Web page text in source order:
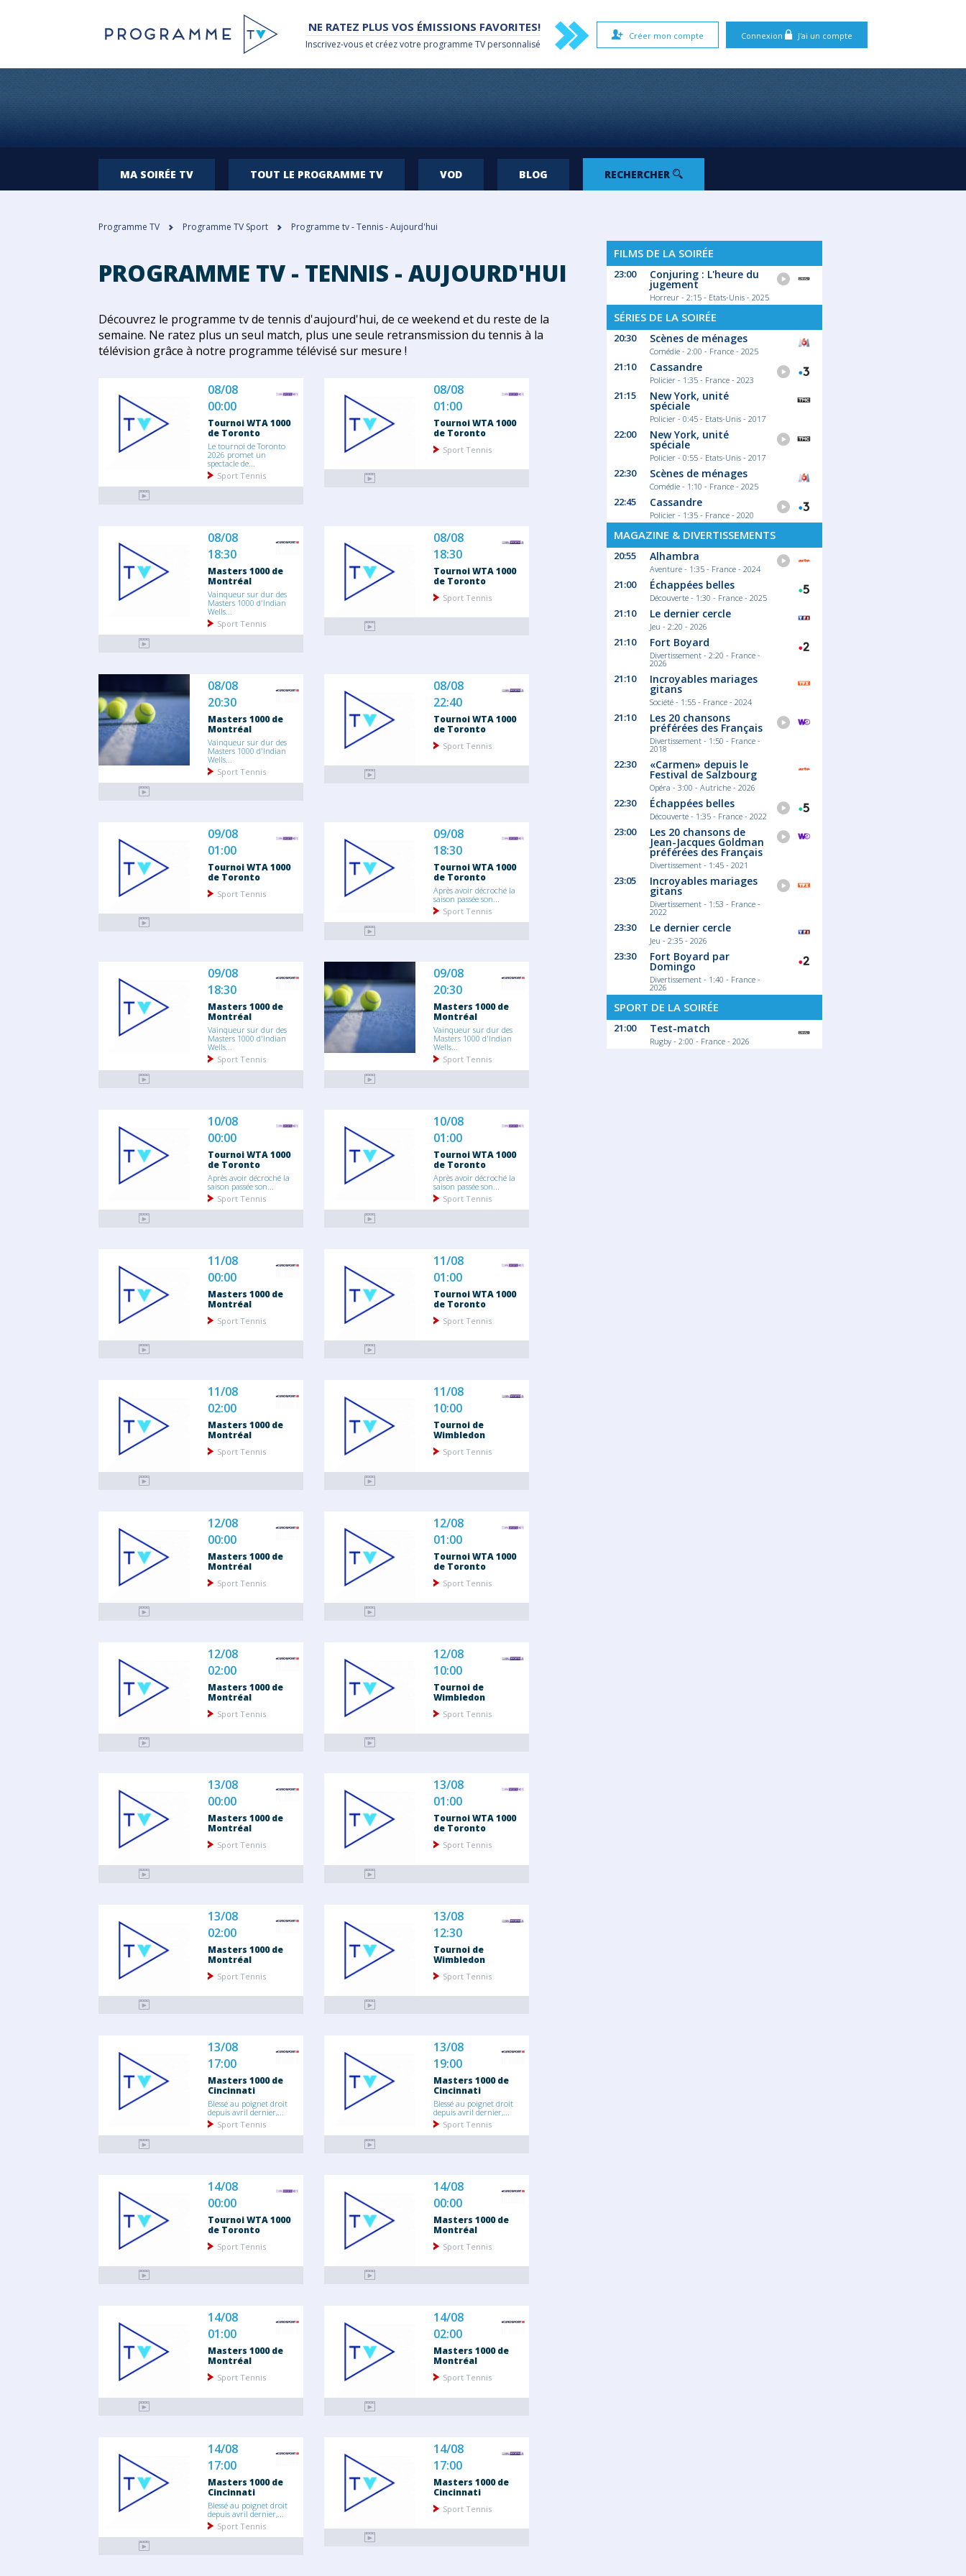
Connexion J'ai un compte
Créer mon compte
NE RATEZ PLUS VOS ÉMISSIONS FAVORITES!
Inscrivez-vous et créez votre programme TV personnalisé
MA SOIRÉE TV TOUT LE PROGRAMME TV VOD BLOG RECHERCHER
Programme TV Programme TV Sport Programme tv - Tennis - Aujourd'hui
PROGRAMME TV - TENNIS - AUJOURD'HUI
Découvrez le programme tv de tennis d'aujourd'hui, de ce weekend et du reste de la
semaine. Ne ratez plus un seul match, plus une seule retransmission du tennis à la
télévision grâce à notre programme télévisé sur mesure !
08/08
00:00
Tournoi WTA 1000
de Toronto
Le tournoi de Toronto
2026 promet un
spectacle de...
Sport Tennis
08/08
01:00
Tournoi WTA 1000
de Toronto
Sport Tennis
08/08
18:30
Masters 1000 de
Montréal
Vainqueur sur dur des
Masters 1000 d'Indian
Wells...
Sport Tennis
08/08
18:30
Tournoi WTA 1000
de Toronto
Sport Tennis
08/08
20:30
Masters 1000 de
Montréal
Vainqueur sur dur des
Masters 1000 d'Indian
Wells...
Sport Tennis
08/08
22:40
Tournoi WTA 1000
de Toronto
Sport Tennis
09/08
01:00
Tournoi WTA 1000
de Toronto
Sport Tennis
09/08
18:30
Tournoi WTA 1000
de Toronto
Après avoir décroché la
saison passée son...
Sport Tennis
09/08
18:30
Masters 1000 de
Montréal
Vainqueur sur dur des
Masters 1000 d'Indian
Wells...
Sport Tennis
09/08
20:30
Masters 1000 de
Montréal
Vainqueur sur dur des
Masters 1000 d'Indian
Wells...
Sport Tennis
10/08
00:00
Tournoi WTA 1000
de Toronto
Après avoir décroché la
saison passée son...
Sport Tennis
10/08
01:00
Tournoi WTA 1000
de Toronto
Après avoir décroché la
saison passée son...
Sport Tennis
11/08
00:00
Masters 1000 de
Montréal
Sport Tennis
11/08
01:00
Tournoi WTA 1000
de Toronto
Sport Tennis
11/08
02:00
Masters 1000 de
Montréal
Sport Tennis
11/08
10:00
Tournoi de
Wimbledon
Sport Tennis
12/08
00:00
Masters 1000 de
Montréal
Sport Tennis
12/08
01:00
Tournoi WTA 1000
de Toronto
Sport Tennis
12/08
02:00
Masters 1000 de
Montréal
Sport Tennis
12/08
10:00
Tournoi de
Wimbledon
Sport Tennis
13/08
00:00
Masters 1000 de
Montréal
Sport Tennis
13/08
01:00
Tournoi WTA 1000
de Toronto
Sport Tennis
13/08
02:00
Masters 1000 de
Montréal
Sport Tennis
13/08
12:30
Tournoi de
Wimbledon
Sport Tennis
13/08
17:00
Masters 1000 de
Cincinnati
Blessé au poignet droit
depuis avril dernier,...
Sport Tennis
13/08
19:00
Masters 1000 de
Cincinnati
Blessé au poignet droit
depuis avril dernier,...
Sport Tennis
14/08
00:00
Tournoi WTA 1000
de Toronto
Sport Tennis
14/08
00:00
Masters 1000 de
Montréal
Sport Tennis
14/08
01:00
Masters 1000 de
Montréal
Sport Tennis
14/08
02:00
Masters 1000 de
Montréal
Sport Tennis
14/08
17:00
Masters 1000 de
Cincinnati
Blessé au poignet droit
depuis avril dernier,...
Sport Tennis
14/08
17:00
Masters 1000 de
Cincinnati
Sport Tennis
FILMS DE LA SOIRÉE
23:00 Conjuring : L'heure du
jugement
Horreur - 2:15 - Etats-Unis - 2025
SÉRIES DE LA SOIRÉE
20:30 Scènes de ménages
Comédie - 2:00 - France - 2025
21:10 Cassandre
Policier - 1:35 - France - 2023
21:15 New York, unité
spéciale
Policier - 0:45 - Etats-Unis - 2017
22:00 New York, unité
spéciale
Policier - 0:55 - Etats-Unis - 2017
22:30 Scènes de ménages
Comédie - 1:10 - France - 2025
22:45 Cassandre
Policier - 1:35 - France - 2020
MAGAZINE & DIVERTISSEMENTS
20:55 Alhambra
Aventure - 1:35 - France - 2024
21:00 Échappées belles
Découverte - 1:30 - France - 2025
21:10 Le dernier cercle
Jeu - 2:20 - 2026
21:10 Fort Boyard
Divertissement - 2:20 - France -
2026
21:10 Incroyables mariages
gitans
Société - 1:55 - France - 2024
21:10 Les 20 chansons
préférées des Français
Divertissement - 1:50 - France -
2018
22:30 «Carmen» depuis le
Festival de Salzbourg
Opéra - 3:00 - Autriche - 2026
22:30 Échappées belles
Découverte - 1:35 - France - 2022
23:00 Les 20 chansons de
Jean-Jacques Goldman
préférées des Français
Divertissement - 1:45 - 2021
23:05 Incroyables mariages
gitans
Divertissement - 1:53 - France -
2022
23:30 Le dernier cercle
Jeu - 2:35 - 2026
23:30 Fort Boyard par
Domingo
Divertissement - 1:40 - France -
2026
SPORT DE LA SOIRÉE
21:00 Test-match
Rugby - 2:00 - France - 2026